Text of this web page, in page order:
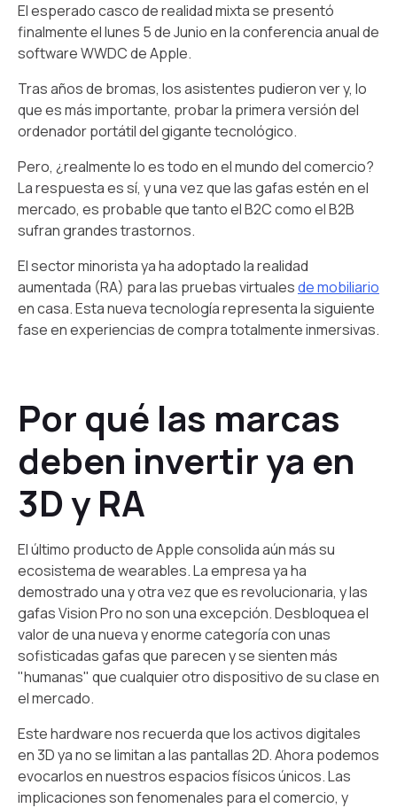
El esperado casco de realidad mixta se presentó
finalmente el lunes 5 de Junio en la conferencia anual de
software WWDC de Apple.
Tras años de bromas, los asistentes pudieron ver y, lo
que es más importante, probar la primera versión del
ordenador portátil del gigante tecnológico.
Pero, ¿realmente lo es todo en el mundo del comercio?
La respuesta es sí, y una vez que las gafas estén en el
mercado, es probable que tanto el B2C como el B2B
sufran grandes trastornos.
El sector minorista ya ha adoptado la realidad
aumentada (RA) para las pruebas virtualesde mobiliario
en casa. Esta nueva tecnología representa la siguiente
fase en experiencias de compra totalmente inmersivas.
Por qué las marcas
deben invertir ya en
3D y RA
El último producto de Apple consolida aún más su
ecosistema de wearables. La empresa ya ha
demostrado una y otra vez que es revolucionaria, y las
gafas Vision Pro no son una excepción. Desbloquea el
valor de una nueva y enorme categoría con unas
sofisticadas gafas que parecen y se sienten más
"humanas" que cualquier otro dispositivo de su clase en
el mercado.
Este hardware nos recuerda que los activos digitales
en 3D ya no se limitan a las pantallas 2D. Ahora podemos
evocarlos en nuestros espacios físicos únicos. Las
implicaciones son fenomenales para el comercio, y